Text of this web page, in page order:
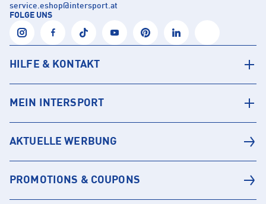
service.eshop@intersport.at
FOLGE UNS
HILFE & KONTAKT
MEIN INTERSPORT
AKTUELLE WERBUNG
PROMOTIONS & COUPONS